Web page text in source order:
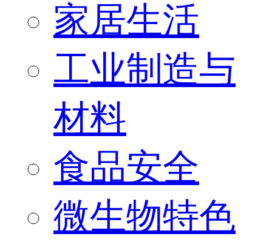
家居生活
工业制造与
材料
食品安全
微生物特色